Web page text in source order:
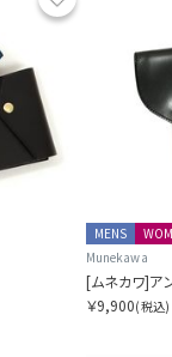
MENS
Munekawa
[ムネカワ]ア
￥9,900(税込)